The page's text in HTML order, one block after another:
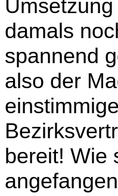
damals
spannend
also der
bereit! Wie